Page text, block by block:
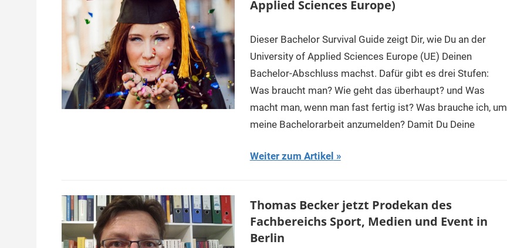
Applied Sciences Europe)
Dieser Bachelor Survival Guide zeigt Dir, wie Du an der
University of Applied Sciences Europe (UE) Deinen
Bachelor-Abschluss machst. Dafür gibt es drei Stufen:
Was braucht man? Wie geht das überhaupt? und Was
macht man, wenn man fast fertig ist? Was brauche ich, um
meine Bachelorarbeit anzumelden? Damit Du Deine
Weiter zum Artikel
Thomas Becker jetzt Prodekan des
Fachbereichs Sport, Medien und Event in
Berlin